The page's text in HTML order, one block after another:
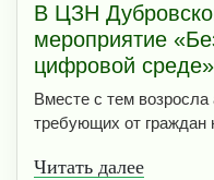
В ЦЗН
мероприятие
цифровой среде»
Вместе с тем возросла
требующих от граждан
Читать далее